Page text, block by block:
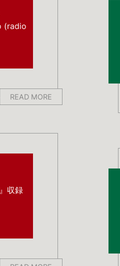
(radio
READ MORE
収録